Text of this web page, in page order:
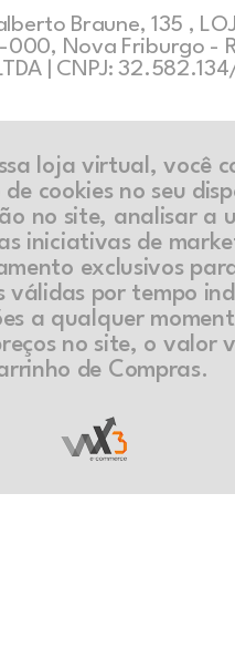
Braune, 135 ,
000, Nova Friburgo -
| CNPJ:
loja virtual, você
cookies no seu
no site, analisar a
iniciativas de
exclusivos
por tempo
a qualquer
no site, o valor
de Compras.